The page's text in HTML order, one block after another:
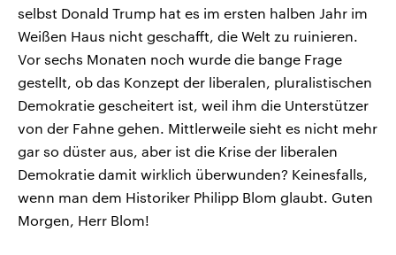
selbst Donald Trump hat es im ersten halben Jahr im
Weißen Haus nicht geschafft, die Welt zu ruinieren.
Vor sechs Monaten noch wurde die bange Frage
gestellt, ob das Konzept der liberalen, pluralistischen
Demokratie gescheitert ist, weil ihm die Unterstützer
von der Fahne gehen. Mittlerweile sieht es nicht mehr
gar so düster aus, aber ist die Krise der liberalen
Demokratie damit wirklich überwunden? Keinesfalls,
wenn man dem Historiker Philipp Blom glaubt. Guten
Morgen, Herr Blom!